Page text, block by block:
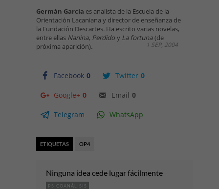
Germán García es analista de la Escuela de la
Orientación Lacaniana y director de enseñanza de
la Fundación Descartes. Ha escrito varias novelas,
entre ellas Nanina, Perdidoy La fortuna(de
próxima aparición).
Facebook 0 Twitter 0
Google+ 0 Email 0
Telegram WhatsApp
1 SEP, 2004
ETIQUETAS OP4
Ninguna idea cede lugar fácilmente
PSICOANÁLISIS